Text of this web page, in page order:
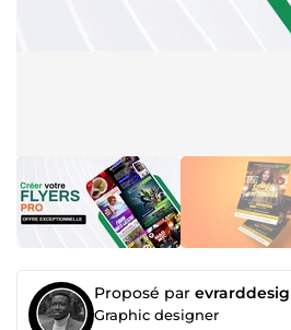
Proposé par
Graphic designer